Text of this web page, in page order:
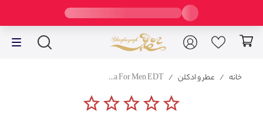
خانه / عطر و ادکلن /
Valentino Uomo Born In Roma For Men EDT
star_borderstar_borderstar_borderstar_borderstar_border